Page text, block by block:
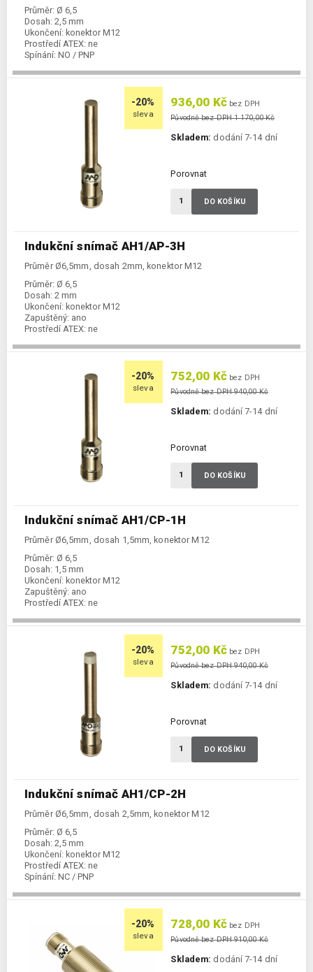
Průměr: Ø 6,5
Dosah: 2,5 mm
Ukončení: konektor M12
Prostředí ATEX: ne
Spínání: NO / PNP
-20%
sleva
Indukční snímač AH1/AP-3H
Průměr Ø6,5mm, dosah 2mm, konektor M12
Průměr: Ø 6,5
Dosah: 2 mm
Ukončení: konektor M12
Zapuštěný: ano
Prostředí ATEX: ne
936,00 Kč bez DPH
Původně bez DPH 1 170,00 Kč
Skladem: dodání 7-14 dní
Porovnat
DO KOŠÍKU
-20%
sleva
Indukční snímač AH1/CP-1H
Průměr Ø6,5mm, dosah 1,5mm, konektor M12
Průměr: Ø 6,5
Dosah: 1,5 mm
Ukončení: konektor M12
Zapuštěný: ano
Prostředí ATEX: ne
752,00 Kč bez DPH
Původně bez DPH 940,00 Kč
Skladem: dodání 7-14 dní
Porovnat
DO KOŠÍKU
-20%
sleva
Indukční snímač AH1/CP-2H
Průměr Ø6,5mm, dosah 2,5mm, konektor M12
Průměr: Ø 6,5
Dosah: 2,5 mm
Ukončení: konektor M12
Prostředí ATEX: ne
Spínání: NC / PNP
752,00 Kč bez DPH
Původně bez DPH 940,00 Kč
Skladem: dodání 7-14 dní
Porovnat
DO KOŠÍKU
-20%
sleva
728,00 Kč bez DPH
Původně bez DPH 910,00 Kč
Skladem: dodání 7-14 dní